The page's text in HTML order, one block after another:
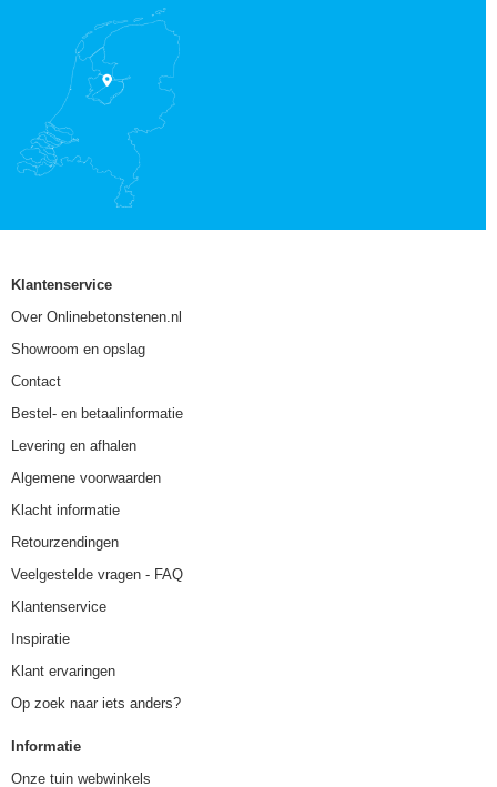
Klantenservice
Over Onlinebetonstenen.nl
Showroom en opslag
Contact
Bestel- en betaalinformatie
Levering en afhalen
Algemene voorwaarden
Klacht informatie
Retourzendingen
Veelgestelde vragen - FAQ
Klantenservice
Inspiratie
Klant ervaringen
Op zoek naar iets anders?
Informatie
Onze tuin webwinkels